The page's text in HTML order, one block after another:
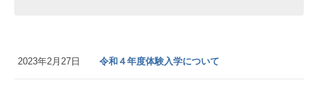
2023年2月27日 令和４年度体験入学について